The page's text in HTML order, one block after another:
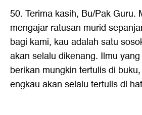
50. Terima kasih, Bu/Pak Guru.
mengajar ratusan murid
bagi kami, kau adalah satu
akan selalu dikenang. Ilmu
berikan mungkin tertulis di
engkau akan selalu tertulis di